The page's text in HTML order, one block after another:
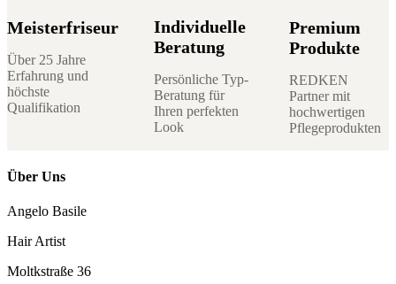
Meisterfriseur
Über 25 Jahre
Erfahrung und
höchste
Qualifikation
Individuelle
Beratung
Persönliche Typ-
Beratung für
Ihren perfekten
Look
Premium
Produkte
REDKEN
Partner mit
hochwertigen
Pflegeprodukten
Über Uns
Angelo Basile
Hair Artist
Moltkstraße 36